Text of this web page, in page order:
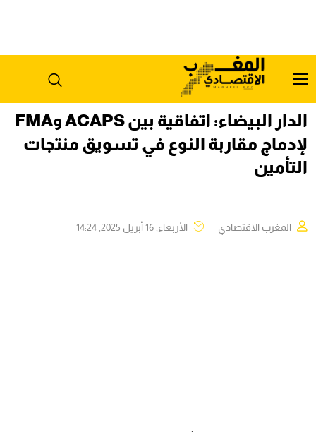
الدار البيضاء: اتفاقية بين ACAPS وFMA
لإدماج مقاربة النوع في تسويق منتجات
التأمين
المغرب الاقتصادي الأربعاء, 16 أبريل 2025, 14:24